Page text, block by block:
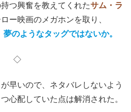
つ興奮を教えてくれたサム・ラ
ー映画のメガホンを取り、
夢のようなタッグではないか。
◇
早いので、ネタバレしないよう
心配していた点は解消された。